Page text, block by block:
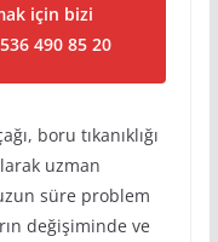
için bizi
490 85 20
boru tıkanıklığı
uzman
süre problem
değişiminde ve